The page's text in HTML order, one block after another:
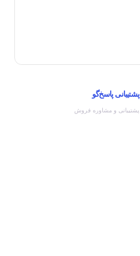
پشتیبانی پاسخ‌گو
پشتیبانی و مشاوره فروش